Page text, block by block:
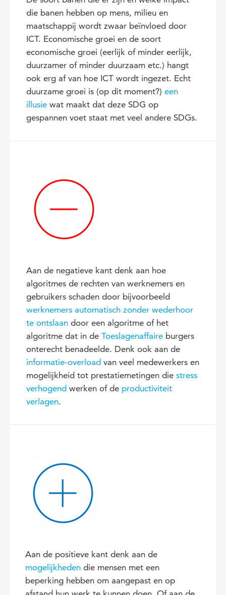
die banen hebben op mens, milieu en
maatschappij wordt zwaar beïnvloed door
ICT. Economische groei en de soort
economische groei (eerlijk of minder eerlijk,
duurzamer of minder duurzaam etc.) hangt
ook erg af van hoe ICT wordt ingezet. Echt
duurzame groei is (op dit moment?) een
illusie wat maakt dat deze SDG op
gespannen voet staat met veel andere SDGs.
Aan de negatieve kant denk aan hoe
algoritmes de rechten van werknemers en
gebruikers schaden door bijvoorbeeld
werknemers automatisch zonder wederhoor
te ontslaan door een algoritme of het
algoritme dat in de Toeslagenaffaire burgers
onterecht benadeelde. Denk ook aan de
informatie-overload van veel medewerkers en
mogelijkheid tot prestatiemetingen die stress
verhogend werken of de productiviteit
verlagen.
Aan de positieve kant denk aan de
mogelijkheden die mensen met een
beperking hebben om aangepast en op